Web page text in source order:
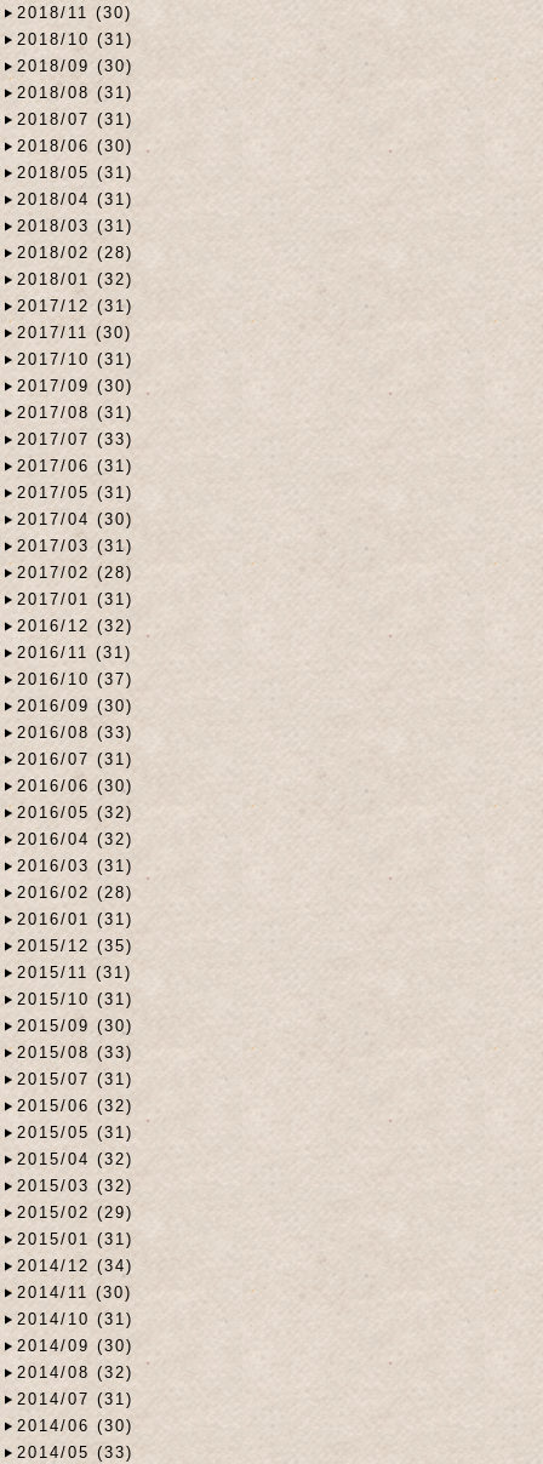
2018/11 (30)
2018/10 (31)
2018/09 (30)
2018/08 (31)
2018/07 (31)
2018/06 (30)
2018/05 (31)
2018/04 (31)
2018/03 (31)
2018/02 (28)
2018/01 (32)
2017/12 (31)
2017/11 (30)
2017/10 (31)
2017/09 (30)
2017/08 (31)
2017/07 (33)
2017/06 (31)
2017/05 (31)
2017/04 (30)
2017/03 (31)
2017/02 (28)
2017/01 (31)
2016/12 (32)
2016/11 (31)
2016/10 (37)
2016/09 (30)
2016/08 (33)
2016/07 (31)
2016/06 (30)
2016/05 (32)
2016/04 (32)
2016/03 (31)
2016/02 (28)
2016/01 (31)
2015/12 (35)
2015/11 (31)
2015/10 (31)
2015/09 (30)
2015/08 (33)
2015/07 (31)
2015/06 (32)
2015/05 (31)
2015/04 (32)
2015/03 (32)
2015/02 (29)
2015/01 (31)
2014/12 (34)
2014/11 (30)
2014/10 (31)
2014/09 (30)
2014/08 (32)
2014/07 (31)
2014/06 (30)
2014/05 (33)